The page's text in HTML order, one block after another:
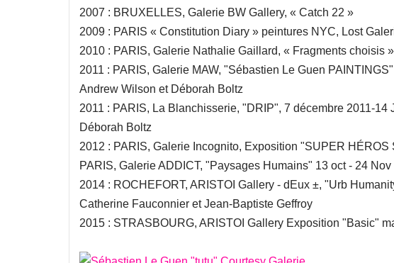
2007 : BRUXELLES, Galerie BW Gallery, « Catch 22 »
2009 : PARIS « Constitution Diary » peintures NYC, Lost
2010 : PARIS, Galerie Nathalie Gaillard, « Fragments choisis »
2011 : PARIS, Galerie MAW, "Sébastien Le Guen
Andrew Wilson et Déborah Boltz
2011 : PARIS, La Blanchisserie, "DRIP", 7 décembre 2011-
Déborah Boltz
2012 : PARIS, Galerie Incognito, Exposition "SUPER HÉROS
PARIS, Galerie ADDICT, "Paysages Humains" 13 oct - 24 Nov
2014 : ROCHEFORT, ARISTOI Gallery - dEux ±, "Urb
Catherine Fauconnier et Jean-Baptiste Geffroy
2015 : STRASBOURG, ARISTOI Gallery Exposition "Basic"